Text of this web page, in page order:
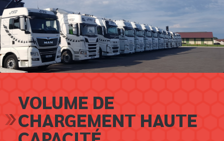
VOLUME DE
CHARGEMENT HAUTE